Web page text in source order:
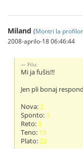
Miland (Montri la
2008-aprilo-18 06:46:44
Filu:
Mi ja fuŝis!!!
Jen pli bonaj
Nova:2
Sponto:3
Reto:3
Teno: 15
Plato:23